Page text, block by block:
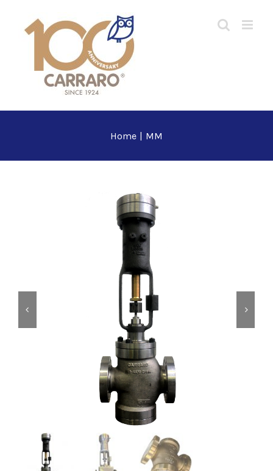
Home | MM
 